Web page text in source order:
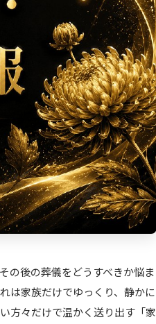
の後の葬儀をどうすべきか悩ま
は家族だけでゆっくり、静かに
方々だけで温かく送り出す「家